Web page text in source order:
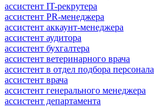
ассистент IT-рекрутера
ассистент PR-менеджера
ассистент аккаунт-менеджера
ассистент аудитора
ассистент бухгалтера
ассистент ветеринарного врача
ассистент в отдел подбора персонала
ассистент врача
ассистент генерального менеджера
ассистент департамента